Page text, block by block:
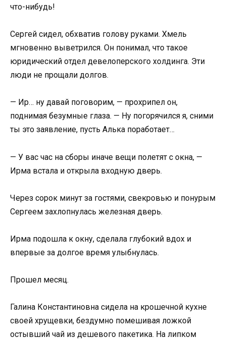
что-нибудь!
Сергей сидел, обхватив голову руками. Хмель
мгновенно выветрился. Он понимал, что такое
юридический отдел девелоперского холдинга. Эти
люди не прощали долгов.
— Ир… ну давай поговорим, — прохрипел он,
поднимая безумные глаза. — Ну погорячился я, сними
ты это заявление, пусть Алька поработает…
— У вас час на сборы иначе вещи полетят с окна, —
Ирма встала и открыла входную дверь.
Через сорок минут за гостями, свекровью и понурым
Сергеем захлопнулась железная дверь.
Ирма подошла к окну, сделала глубокий вдох и
впервые за долгое время улыбнулась.
Прошел месяц.
Галина Константиновна сидела на крошечной кухне
своей хрущевки, бездумно помешивая ложкой
остывший чай из дешевого пакетика. На липком